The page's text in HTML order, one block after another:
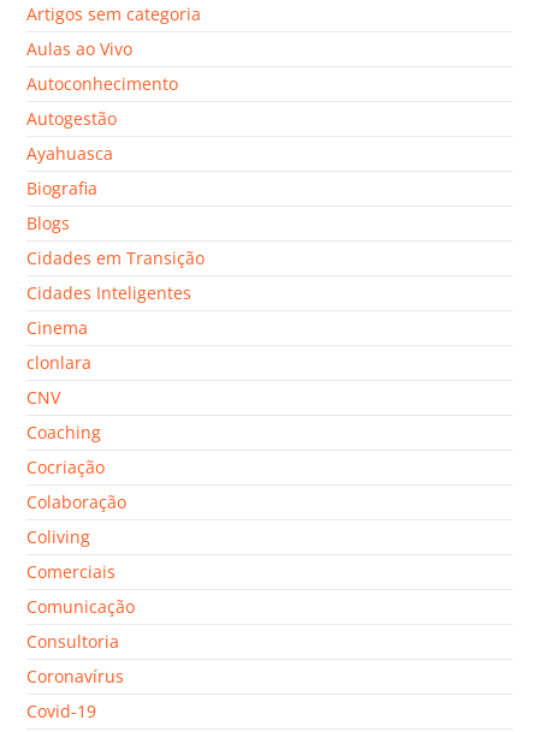
Artigos sem categoria
Aulas ao Vivo
Autoconhecimento
Autogestão
Ayahuasca
Biografia
Blogs
Cidades em Transição
Cidades Inteligentes
Cinema
clonlara
CNV
Coaching
Cocriação
Colaboração
Coliving
Comerciais
Comunicação
Consultoria
Coronavírus
Covid-19